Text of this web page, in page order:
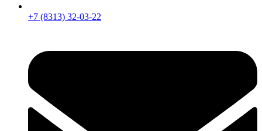
+7 (8313) 32-03-22